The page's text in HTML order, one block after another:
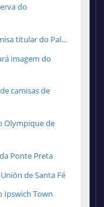
do
titular do Pal...
imagem do
camisas de
Olympique de
Ponte Preta
de Santa Fé
Ipswich Town